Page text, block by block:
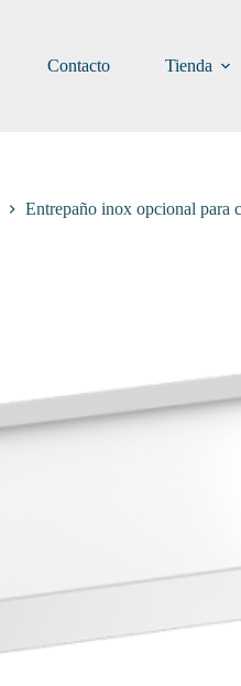
Contacto Tienda
Entrepaño inox opcional para